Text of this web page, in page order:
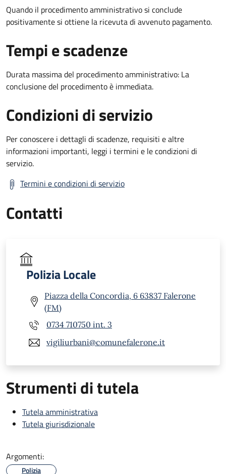
Quando il procedimento amministrativo si conclude
positivamente si ottiene la ricevuta di avvenuto pagamento.
Tempi e scadenze
Durata massima del procedimento amministrativo: La
conclusione del procedimento è immediata.
Condizioni di servizio
Per conoscere i dettagli di scadenze, requisiti e altre
informazioni importanti, leggi i termini e le condizioni di
servizio.
Termini e condizioni di servizio
Contatti
Polizia Locale
Piazza della Concordia, 6 63837 Falerone
(FM)
0734 710750 int. 3
vigiliurbani@comunefalerone.it
Strumenti di tutela
Tutela amministrativa
Tutela giurisdizionale
Argomenti:
Polizia